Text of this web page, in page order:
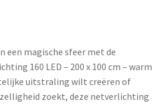
een magische sfeer met de
160 LED – 200 x 100 cm – warm
uitstraling wilt creëren of
zoekt, deze netverlichting